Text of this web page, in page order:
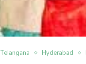
Telangana Hyderabad